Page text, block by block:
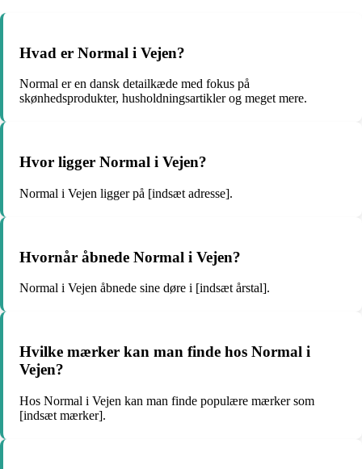
Hvad er Normal i Vejen?
Normal er en dansk detailkæde med fokus på
skønhedsprodukter, husholdningsartikler og meget mere.
Hvor ligger Normal i Vejen?
Normal i Vejen ligger på [indsæt adresse].
Hvornår åbnede Normal i Vejen?
Normal i Vejen åbnede sine døre i [indsæt årstal].
Hvilke mærker kan man finde hos Normal i
Vejen?
Hos Normal i Vejen kan man finde populære mærker som
[indsæt mærker].